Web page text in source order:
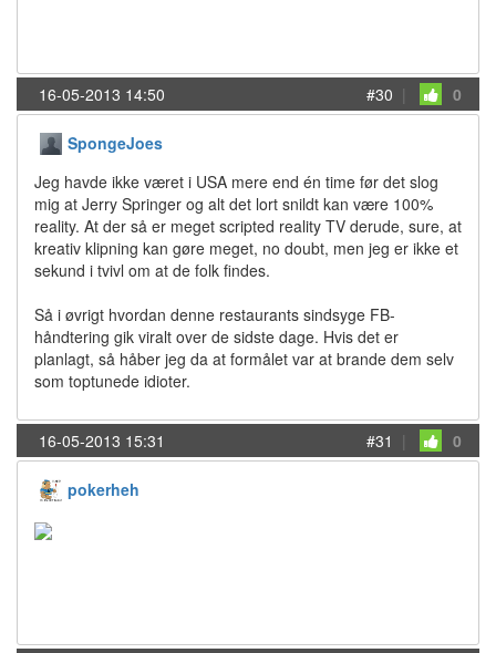
16-05-2013 14:50 #30 | 0
SpongeJoes
Jeg havde ikke været i USA mere end én time før det slog
mig at Jerry Springer og alt det lort snildt kan være 100%
reality. At der så er meget scripted reality TV derude, sure, at
kreativ klipning kan gøre meget, no doubt, men jeg er ikke et
sekund i tvivl om at de folk findes.
Så i øvrigt hvordan denne restaurants sindsyge FB-
håndtering gik viralt over de sidste dage. Hvis det er
planlagt, så håber jeg da at formålet var at brande dem selv
som toptunede idioter.
16-05-2013 15:31 #31 | 0
pokerheh